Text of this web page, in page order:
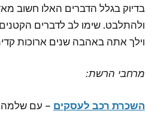
בדיוק בגלל הדברים האלו חשוב
ולהתלבט. שימו לב לדברים
וילך אתה באהבה שנים ארוכות
מרחבי הרשת:
השכרת רכב לעסקים – עם שלמה Sixt – כל הפתרונות לעסק שלך במקום אחד